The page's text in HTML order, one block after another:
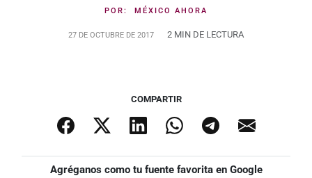
POR: MÉXICO AHORA
27 DE OCTUBRE DE 2017 2 MIN DE LECTURA
COMPARTIR
Agréganos como tu fuente favorita en Google